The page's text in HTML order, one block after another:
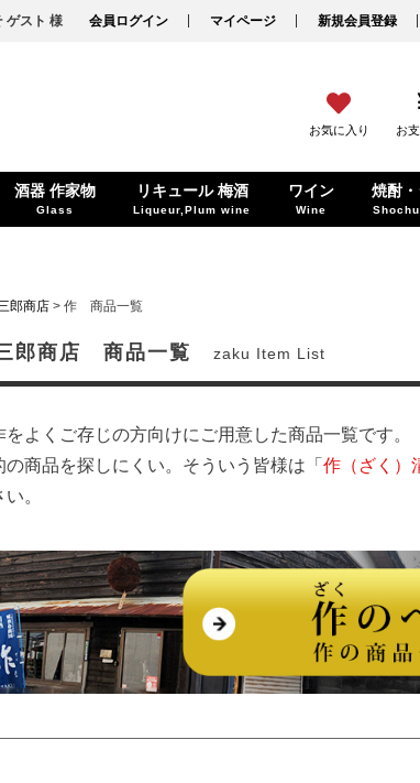
ゲスト 様 会員ログイン マイページ 新規会員登録
お気に入り お
酒器 作家物
Glass
リキュール 梅酒
Liqueur,Plum wine
ワイン
Wine
焼酎
郎商店 作 商品一覧
郎商店 商品一覧 zaku Item List
よくご存じの方向けにご用意した商品一覧です。
商品を探しにくい。そういう皆様は「 作（ざく）
。